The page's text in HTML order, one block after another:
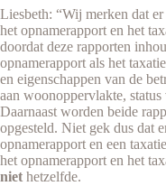
Liesbeth: “Wij merken dat
het opnamerapport en het
doordat deze rapporten
opnamerapport als het
en eigenschappen van de
aan woonoppervlakte,
Daarnaast worden beide
opgesteld. Niet gek dus dat
opnamerapport en een
het opnamerapport en het
niet hetzelfde.